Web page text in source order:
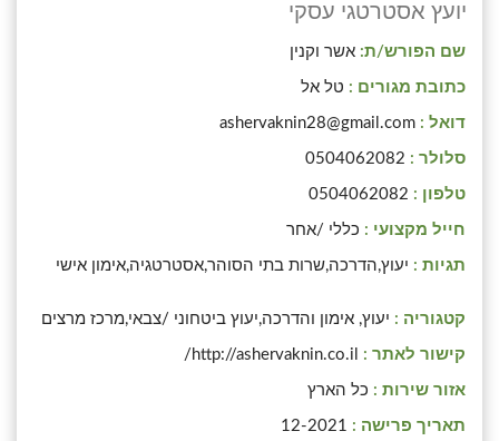
יועץ אסטרטגי עסקי
שם הפורש/ת: אשר וקנין
כתובת מגורים : טל אל
דואל : ashervaknin28@gmail.com
סלולר : 0504062082
טלפון : 0504062082
חייל מקצועי : כללי /אחר
תגיות : יעוץ,הדרכה,שרות בתי הסוהר,אסטרטגיה,אימון אישי
קטגוריה : יעוץ, אימון והדרכה,יעוץ ביטחוני /צבאי,מרכז מרצים
קישור לאתר : http://ashervaknin.co.il/
אזור שירות : כל הארץ
תאריך פרישה : 12-2021